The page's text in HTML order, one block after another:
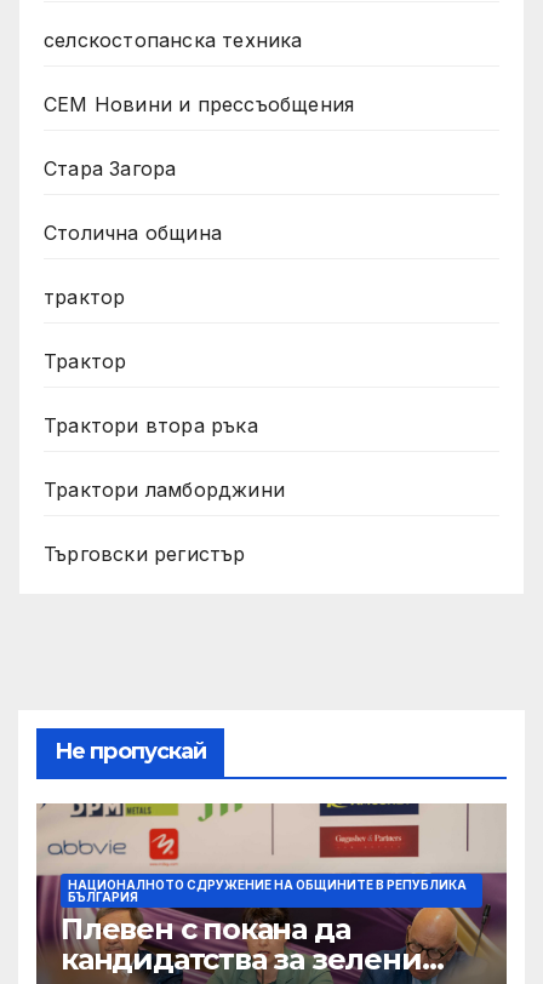
селскостопанска техника
СЕМ Новини и прессъобщения
Стара Загора
Столична община
трактор
Трактор
Трактори втора ръка
Трактори ламборджини
Търговски регистър
Не пропускай
НАЦИОНАЛНОТО СДРУЖЕНИЕ НА ОБЩИНИТЕ В РЕПУБЛИКА
БЪЛГАРИЯ
Плевен с покана да
кандидатства за зелени